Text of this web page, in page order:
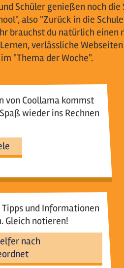
Schüler genießen noch
also "Zurück in die
brauchst du natürlich
verlässliche
"Thema der Woche".
von Coollama kommst
wieder ins Rechnen
Tipps und Informationen
Gleich notieren!
nach